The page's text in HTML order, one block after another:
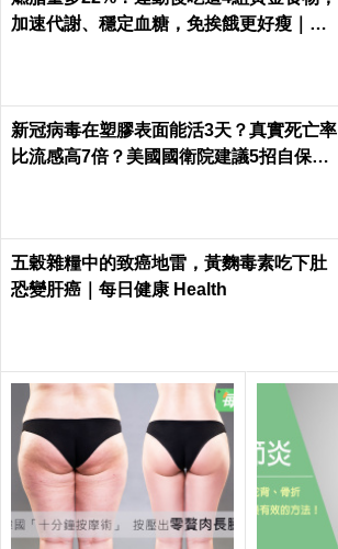
加速代謝、穩定血糖，免挨餓更好瘦｜每
新冠病毒在塑膠表面能活3天？真實死亡率
比流感高7倍？美國國衛院建議5招自保防
五穀雜糧中的致癌地雷，黃麴毒素吃下肚
恐變肝癌｜每日健康 Health